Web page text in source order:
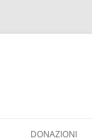
DONAZIONI